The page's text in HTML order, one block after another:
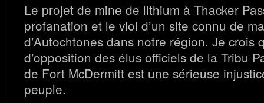
Le projet de mine de lithium à Thacker
profanation et le viol d’un site connu de
d’Autochtones dans notre région. Je crois
d’opposition des élus officiels de la Tribu
de Fort McDermitt est une sérieuse
peuple.